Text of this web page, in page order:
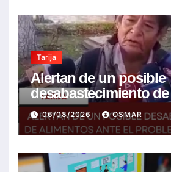
Tarija
Alertan de un posible
desabastecimiento
ante el problema del
encarecimiento de
agrícolas
06/08/2026 OSMAR